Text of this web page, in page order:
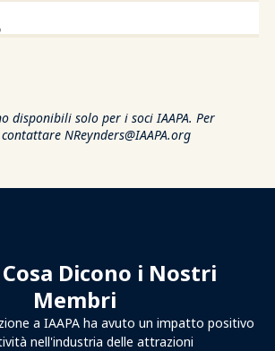
disponibili solo per i soci IAAPA. Per
NReynders@IAAPA.org
Dicono i Nostri
Membri
a IAAPA ha avuto un impatto positivo
nell'industria delle attrazioni